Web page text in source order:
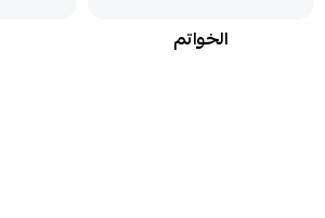
الخواتم